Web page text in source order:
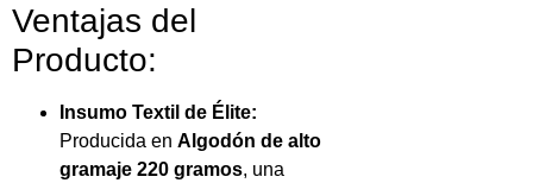
Ventajas del
Producto:
Insumo Textil de Élite:
Producida en Algodón de alto
gramaje 220 gramos, una